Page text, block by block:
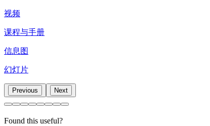
视频
课程与手册
信息图
幻灯片
Previous Next
Found this useful?